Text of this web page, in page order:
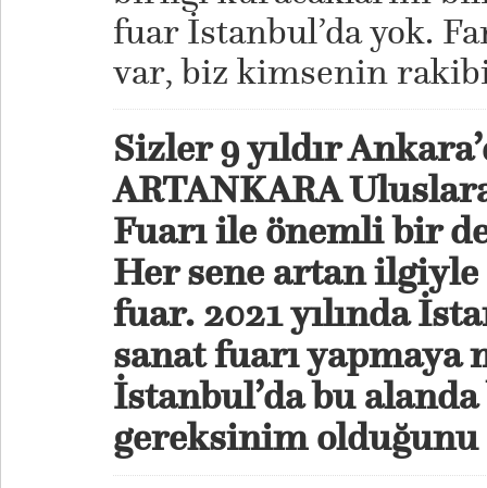
fuar İstanbul’da yok.
var, biz kimsenin
Sizler 9 yıldır
ARTANKARA
Fuarı ile önemli bir
Her sene artan
fuar. 2021 yılında
sanat fuarı yapmaya
İstanbul’da bu
gereksinim